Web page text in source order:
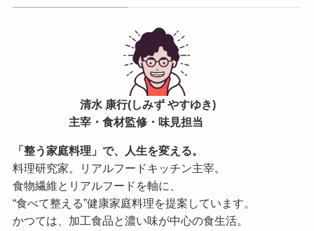
清水 康行(しみず やすゆき)
主宰・食材監修・味見担当
「整う家庭料理」で、人生を変える。
料理研究家。リアルフードキッチン主宰。
食物繊維とリアルフードを軸に、
“食べて整える”健康家庭料理を提案しています。
かつては、加工食品と濃い味が中心の食生活。